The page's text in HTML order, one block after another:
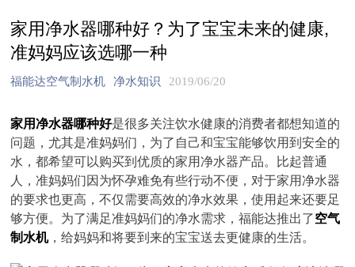
家用净水器哪种好？为了宝宝未来的健康,
准妈妈应该选哪一种
福能达空气制水机 净水知识 2019/06/20
家用净水器哪种好是很多关注饮水健康的消费者都想知道的
问题，尤其是准妈妈们，为了自己和宝宝能够饮用到安全的
水，都希望可以购买到优质的家用净水器产品。比起普通
人，准妈妈们因为怀孕难免有些行动不便，对于家用净水器
的要求也更高，不仅需要高效的净水效果，使用起来还要足
够方便。为了满足准妈妈们的净水需求，福能达推出了空气
制水机，给妈妈和将要到来的宝宝送去更健康的生活。